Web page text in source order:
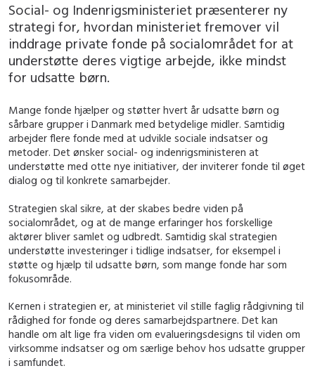
Social- og Indenrigsministeriet præsenterer ny
strategi for, hvordan ministeriet fremover vil
inddrage private fonde på socialområdet for at
understøtte deres vigtige arbejde, ikke mindst
for udsatte børn.
Mange fonde hjælper og støtter hvert år udsatte børn og
sårbare grupper i Danmark med betydelige midler. Samtidig
arbejder flere fonde med at udvikle sociale indsatser og
metoder. Det ønsker social- og indenrigsministeren at
understøtte med otte nye initiativer, der inviterer fonde til øget
dialog og til konkrete samarbejder.
Strategien skal sikre, at der skabes bedre viden på
socialområdet, og at de mange erfaringer hos forskellige
aktører bliver samlet og udbredt. Samtidig skal strategien
understøtte investeringer i tidlige indsatser, for eksempel i
støtte og hjælp til udsatte børn, som mange fonde har som
fokusområde.
Kernen i strategien er, at ministeriet vil stille faglig rådgivning til
rådighed for fonde og deres samarbejdspartnere. Det kan
handle om alt lige fra viden om evalueringsdesigns til viden om
virksomme indsatser og om særlige behov hos udsatte grupper
i samfundet.